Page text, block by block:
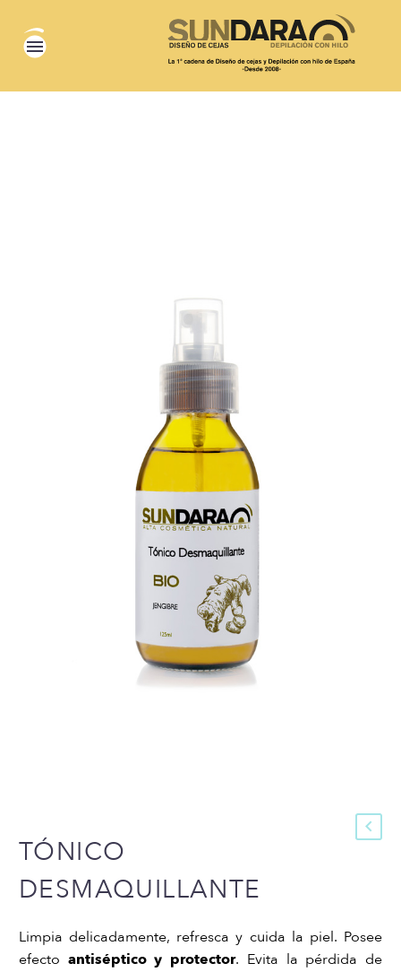
TÓNICO
DESMAQUILLANTE
Limpia delicadamente, refresca y cuida la piel. Posee
efecto antiséptico y protector. Evita la pérdida de